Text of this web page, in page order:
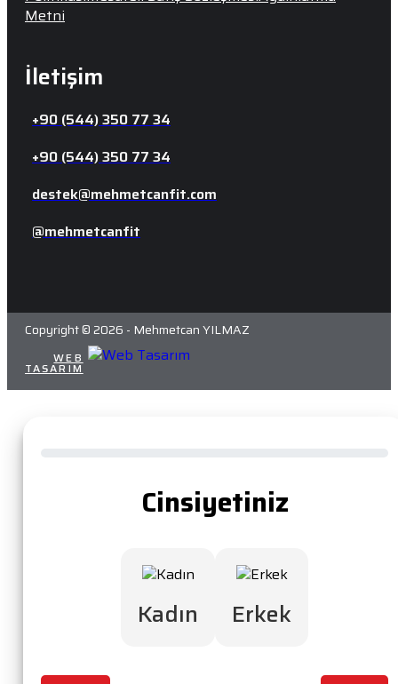
Metni
İletişim
+90 (544) 350 77 34
+90 (544) 350 77 34
destek@mehmetcanfit.com
@mehmetcanfit
Copyright © 2026 - Mehmetcan YILMAZ
WEB
TASARIM
Cinsiyetiniz
Kadın Erkek